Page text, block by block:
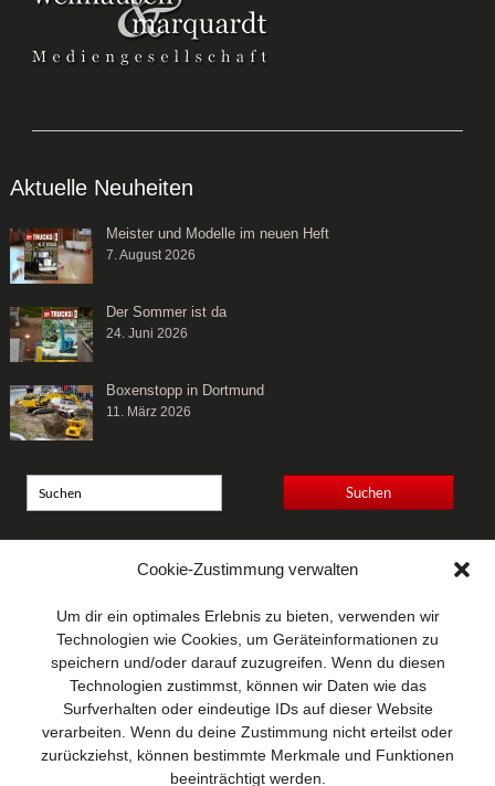
Cookie-Zustimmung verwalten
Um dir ein optimales Erlebnis zu bieten, verwenden wir
Technologien wie Cookies, um Geräteinformationen zu
speichern und/oder darauf zuzugreifen. Wenn du diesen
Technologien zustimmst, können wir Daten wie das
Surfverhalten oder eindeutige IDs auf dieser Website
verarbeiten. Wenn du deine Zustimmung nicht erteilst oder
zurückziehst, können bestimmte Merkmale und Funktionen
beeinträchtigt werden.
Aktuelle Neuheiten
Meister und Modelle im neuen Heft
7. August 2026
Der Sommer ist da
24. Juni 2026
Boxenstopp in Dortmund
11. März 2026
Mediengesellschaft bR
Mundsburger Damm 6
22087 Hamburg
Kontakt
Telefon: 0 40 / 42 91 77-0
E-Mail:post@wm-medien.de
Web:www.wm-medien.de